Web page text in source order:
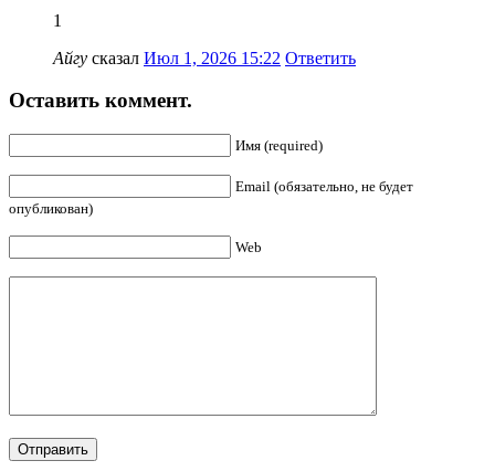
1
Айгу сказал Июл 1, 2026 15:22 Ответить
Оставить коммент.
Имя (required)
Email (обязательно, не будет
опубликован)
Web